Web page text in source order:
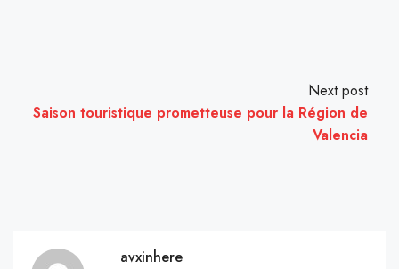
Next post
Saison touristique prometteuse pour la Région de
Valencia
avxinhere